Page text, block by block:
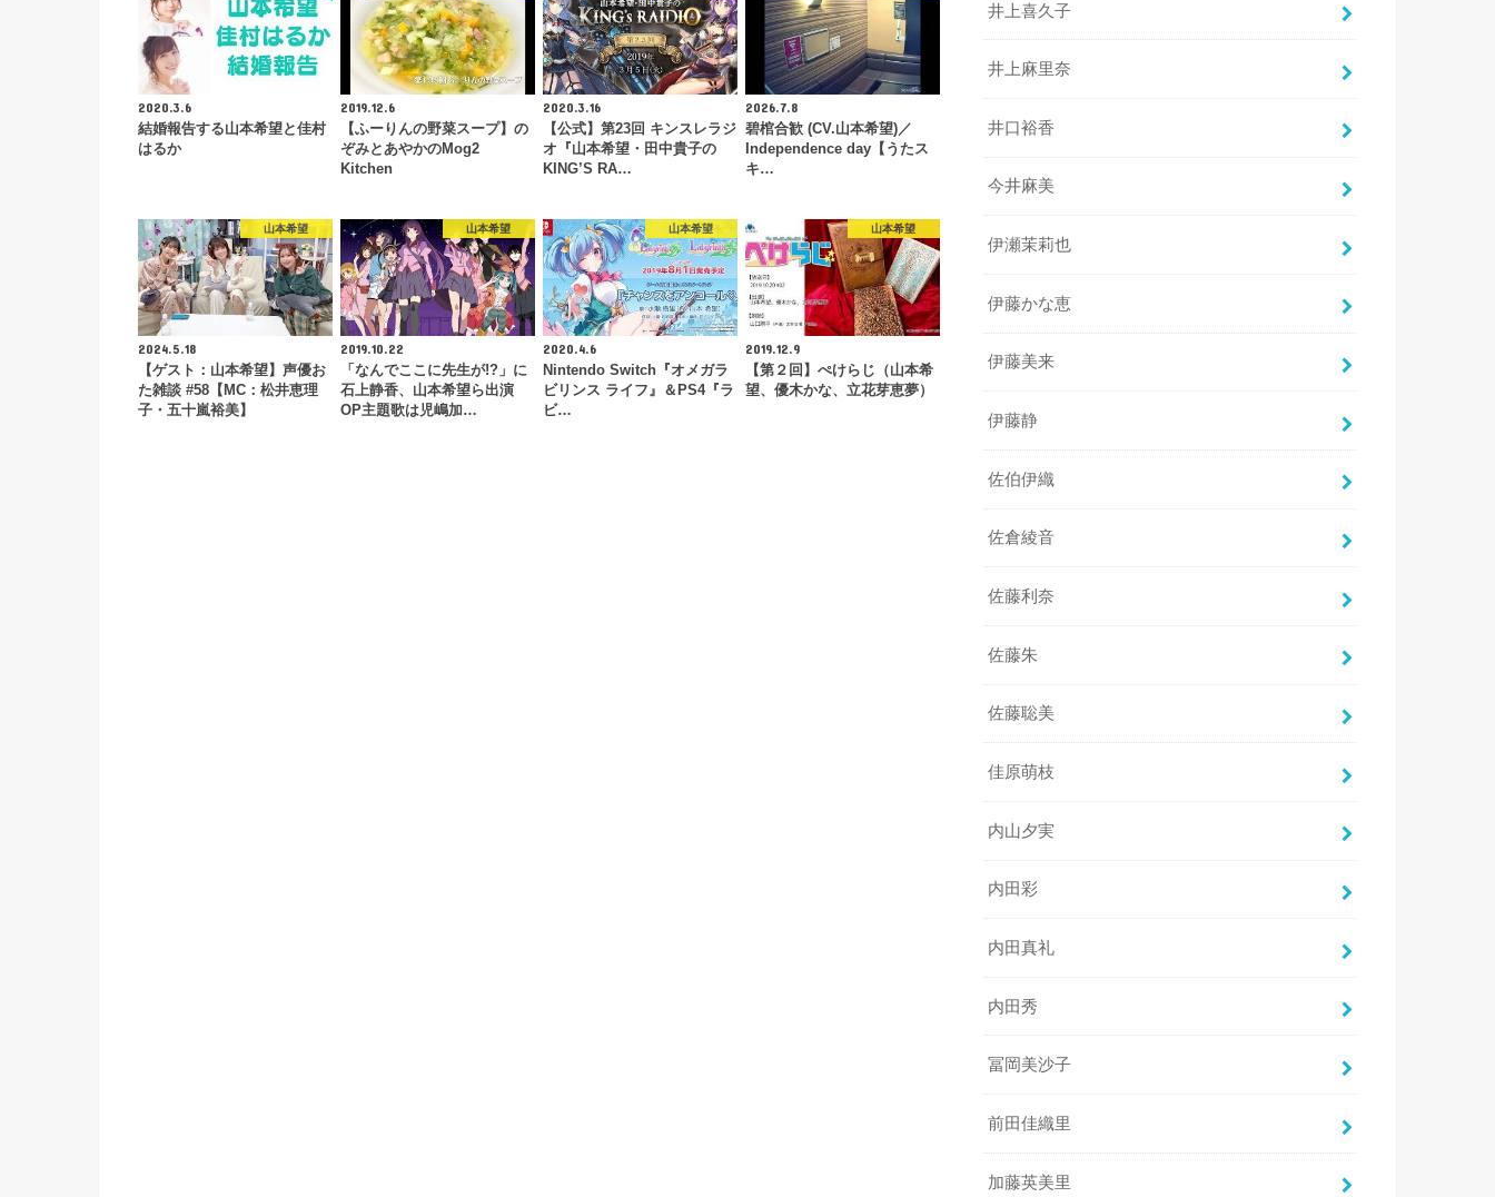
2020.3.6
結婚報告する山本希望と佳村
はるか
2019.12.6
【ふーりんの野菜スープ】の
ぞみとあやかのMog2
Kitchen
2020.3.16
【公式】第23回 キンスレラジ
オ『山本希望・田中貴子の
KING’S RA…
2026.7.8
碧棺合歓 (CV.山本希望)／
Independence day【うたス
キ…
山本希望
2024.5.18
【ゲスト：山本希望】声優お
た雑談 #58【MC：松井恵理
子・五十嵐裕美】
山本希望
2019.10.22
「なんでここに先生が!?」に
石上静香、山本希望ら出演
OP主題歌は児嶋加…
山本希望
2020.4.6
Nintendo Switch『オメガラ
ビリンス ライフ』＆PS4『ラ
ビ…
山本希望
2019.12.9
【第２回】ぺけらじ（山本希
望、優木かな、立花芽恵夢）
井上喜久子
井上麻里奈
井口裕香
今井麻美
伊瀬茉莉也
伊藤かな恵
伊藤美来
伊藤静
佐伯伊織
佐倉綾音
佐藤利奈
佐藤朱
佐藤聡美
佳原萌枝
内山夕実
内田彩
内田真礼
内田秀
冨岡美沙子
前田佳織里
加藤英美里